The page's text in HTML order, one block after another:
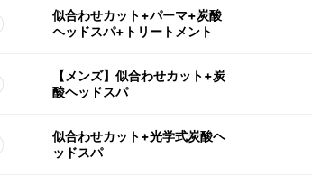
似合わせカット+パーマ+炭酸
ヘッドスパ+トリートメント
【メンズ】似合わせカット+炭
酸ヘッドスパ
似合わせカット+光学式炭酸ヘ
ッドスパ